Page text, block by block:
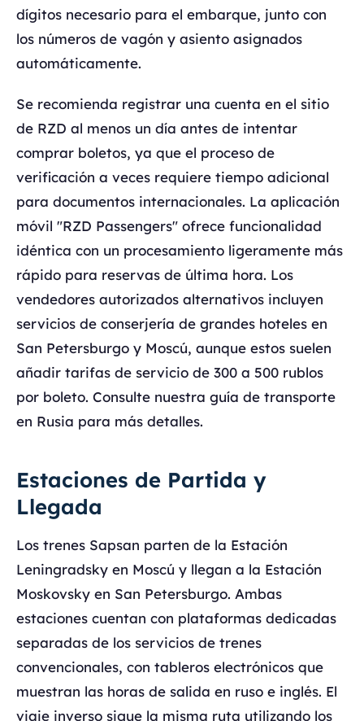
dígitos necesario para el embarque, junto con
los números de vagón y asiento asignados
automáticamente.
Se recomienda registrar una cuenta en el sitio
de RZD al menos un día antes de intentar
comprar boletos, ya que el proceso de
verificación a veces requiere tiempo adicional
para documentos internacionales. La aplicación
móvil "RZD Passengers" ofrece funcionalidad
idéntica con un procesamiento ligeramente más
rápido para reservas de última hora. Los
vendedores autorizados alternativos incluyen
servicios de conserjería de grandes hoteles en
San Petersburgo y Moscú, aunque estos suelen
añadir tarifas de servicio de 300 a 500 rublos
por boleto. Consulte nuestra guía de transporte
en Rusia para más detalles.
Estaciones de Partida y
Llegada
Los trenes Sapsan parten de la Estación
Leningradsky en Moscú y llegan a la Estación
Moskovsky en San Petersburgo. Ambas
estaciones cuentan con plataformas dedicadas
separadas de los servicios de trenes
convencionales, con tableros electrónicos que
muestran las horas de salida en ruso e inglés. El
viaje inverso sigue la misma ruta utilizando los